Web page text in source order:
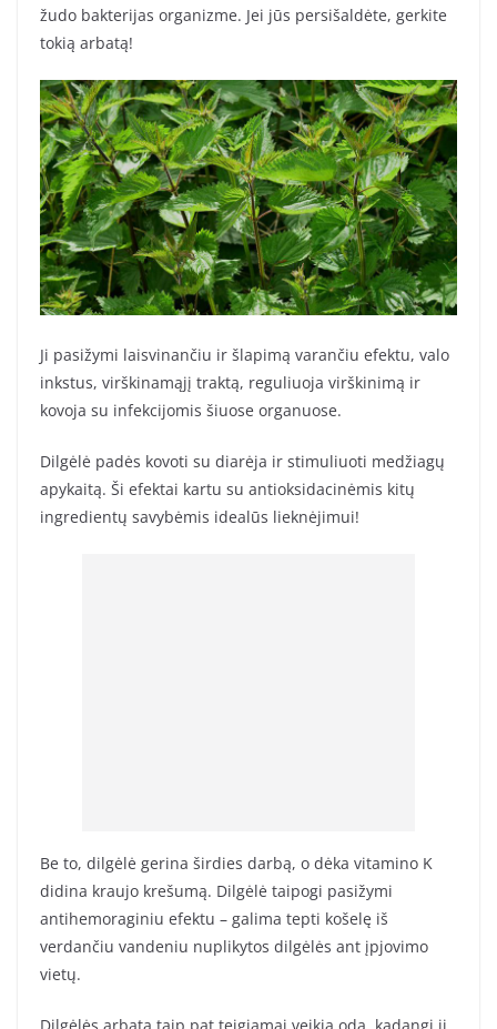
žudo bakterijas organizme. Jei jūs persišaldėte, gerkite
tokią arbatą!
Ji pasižymi laisvinančiu ir šlapimą varančiu efektu, valo
inkstus, virškinamąjį traktą, reguliuoja virškinimą ir
kovoja su infekcijomis šiuose organuose.
Dilgėlė padės kovoti su diarėja ir stimuliuoti medžiagų
apykaitą. Ši efektai kartu su antioksidacinėmis kitų
ingredientų savybėmis idealūs lieknėjimui!
Be to, dilgėlė gerina širdies darbą, o dėka vitamino K
didina kraujo krešumą. Dilgėlė taipogi pasižymi
antihemoraginiu efektu – galima tepti košelę iš
verdančiu vandeniu nuplikytos dilgėlės ant įpjovimo
vietų.